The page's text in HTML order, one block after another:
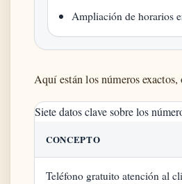
Ampliación de horarios
Aquí están los números
Siete datos clave sobre los
CONCEPTO
Teléfono gratuito atención al